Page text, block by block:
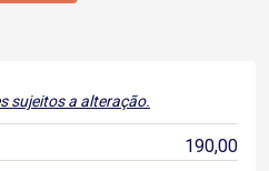
sujeitos a alteração.
190,00